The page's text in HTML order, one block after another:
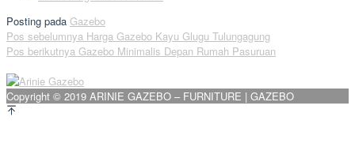
Posting pada Gazebo
Navigasi
pos
Pos sebelumnya Harga Gazebo Kayu Glugu Tulungagung
Pos berikutnya Gazebo Minimalis Depan Rumah Pasuruan
Copyright © 2019 ARINIE GAZEBO – FURNITURE | GAZEBO